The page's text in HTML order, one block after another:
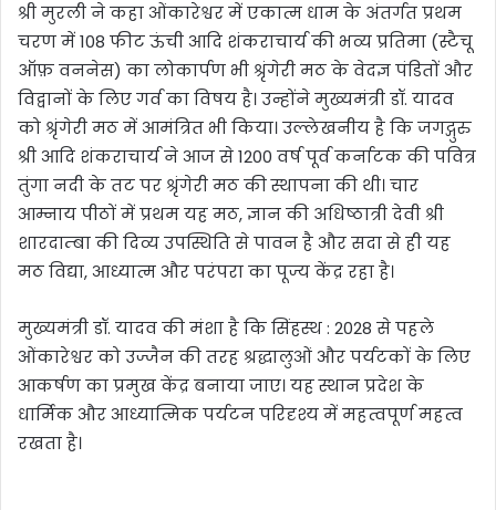
श्री मुरली ने कहा ओंकारेश्वर में एकात्म धाम के अंतर्गत प्रथम
चरण में 108 फीट ऊंची आदि शंकराचार्य की भव्य प्रतिमा (स्टैचू
ऑफ़ वननेस) का लोकार्पण भी श्रृंगेरी मठ के वेदज्ञ पंडितों और
विद्वानों के लिए गर्व का विषय है। उन्होंने मुख्यमंत्री डॉ. यादव
को श्रृंगेरी मठ में आमंत्रित भी किया। उल्लेखनीय है कि जगद्गुरु
श्री आदि शंकराचार्य ने आज से 1200 वर्ष पूर्व कर्नाटक की पवित्र
तुंगा नदी के तट पर श्रृंगेरी मठ की स्थापना की थी। चार
आम्नाय पीठों में प्रथम यह मठ, ज्ञान की अधिष्ठात्री देवी श्री
शारदाम्बा की दिव्य उपस्थिति से पावन है और सदा से ही यह
मठ विद्या, आध्यात्म और परंपरा का पूज्य केंद्र रहा है।
मुख्यमंत्री डॉ. यादव की मंशा है कि सिंहस्थ : 2028 से पहले
ओंकारेश्वर को उज्जैन की तरह श्रद्धालुओं और पर्यटकों के लिए
आकर्षण का प्रमुख केंद्र बनाया जाए। यह स्थान प्रदेश के
धार्मिक और आध्यात्मिक पर्यटन परिदृश्य में महत्वपूर्ण महत्व
रखता है।